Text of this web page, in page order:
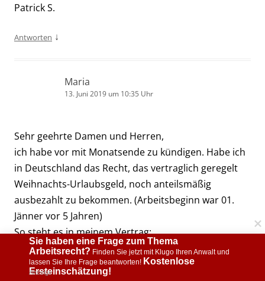
Patrick S.
Antworten ↓
Maria
13. Juni 2019 um 10:35 Uhr
Sehr geehrte Damen und Herren,
ich habe vor mit Monatsende zu kündigen. Habe ich
in Deutschland das Recht, das vertraglich geregelt
Weihnachts-Urlaubsgeld, noch anteilsmäßig
ausbezahlt zu bekommen. (Arbeitsbeginn war 01.
Jänner vor 5 Jahren)
So steht es in meinem Vertrag:
§14 Weihnachts und Urlaubsgeld
Dem Arbeitnehmer wird ein jährliches
Sie haben eine Frage zum Thema
Arbeitsrecht? Finden Sie jetzt mit Klugo Ihren Anwalt und
lassen Sie Ihre Frage beantworten! Kostenlose
Ersteinschätzung!
Anzeige